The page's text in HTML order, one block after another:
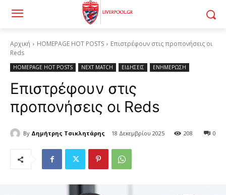
Αρχική HOMEPAGE HOT POSTS
Επιστρέφουν στις προπονήσεις οι
Reds
HOMEPAGE HOT POSTS NEXT MATCH ΕΙΔΗΣΕΙΣ ΕΝΗΜΕΡΩΣΗ
Επιστρέφουν στις
προπονήσεις οι Reds
By Δημήτρης Τσικλητάρης 18 Δεκεμβρίου 2025 0
208